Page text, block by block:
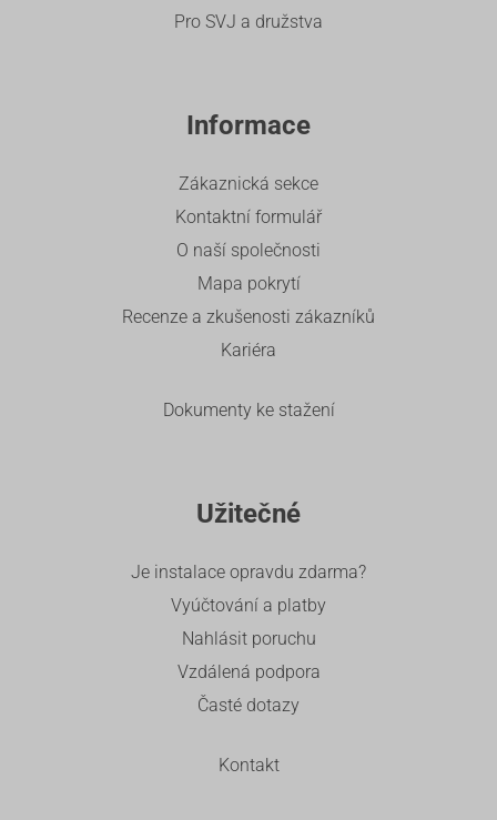
Pro SVJ a družstva
Informace
Zákaznická sekce
Kontaktní formulář
O naší společnosti
Mapa pokrytí
Recenze a zkušenosti zákazníků
Kariéra
Dokumenty ke stažení
Užitečné
Je instalace opravdu zdarma?
Vyúčtování a platby
Nahlásit poruchu
Vzdálená podpora
Časté dotazy
Kontakt